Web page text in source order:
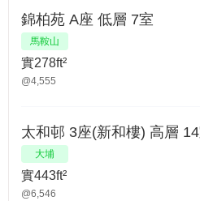
馬鞍山
錦柏苑 A座 低層 7室
實278ft²
@4,555
大埔
太和邨 3座(新和樓) 高層
實443ft²
@6,546